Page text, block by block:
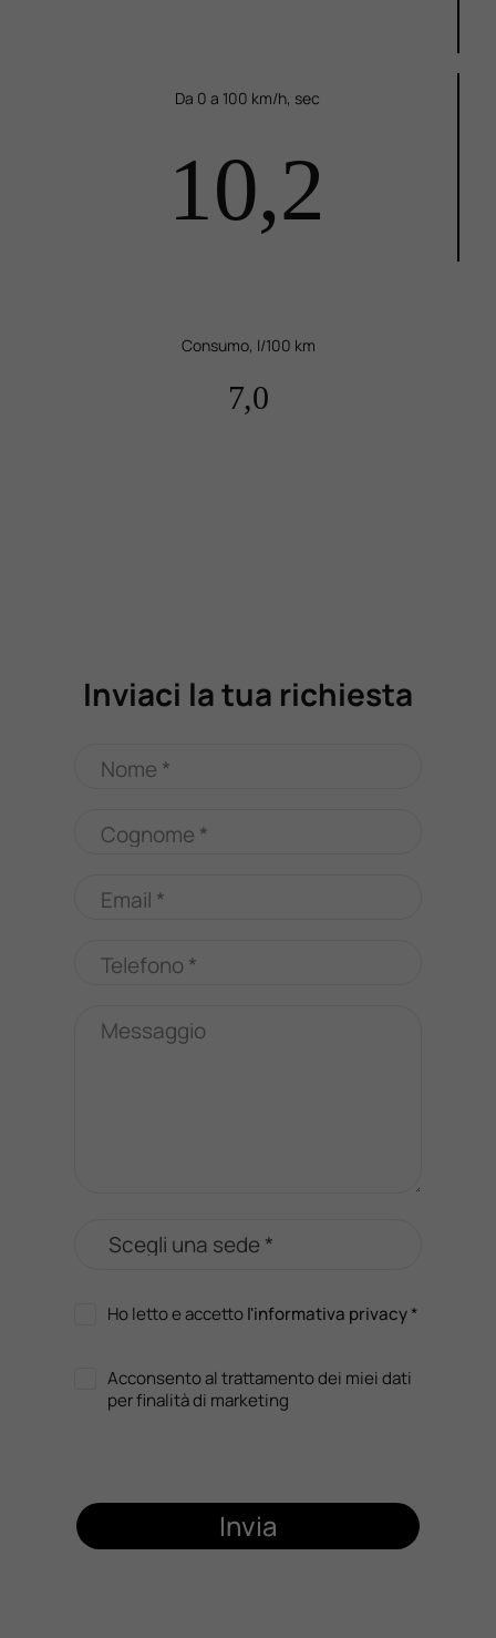
Da 0 a 100 km/h, sec
10,2
Consumo, l/100 km
7,0
Inviaci la tua richiesta
Nome *
Cognome *
Email *
Telefono *
Messaggio
Ho letto e accettol'informativa privacy*
Acconsento al trattamento dei miei dati
per finalità di marketing
Invia